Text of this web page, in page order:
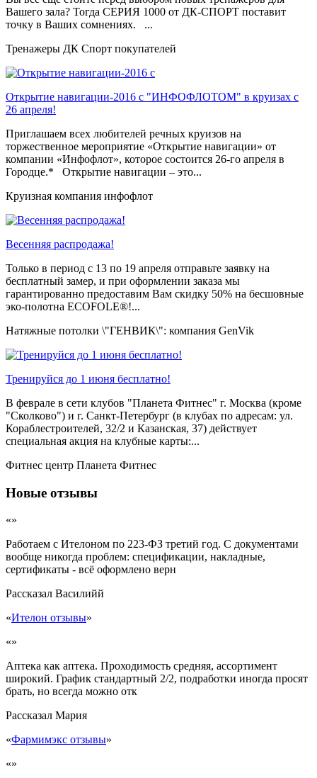
Вашего зала? Тогда СЕРИЯ 1000 от ДК-СПОРТ поставит
точку в Ваших сомнениях. ...
Тренажеры ДК Спорт покупателей
Открытие навигации-2016 с "ИНФОФЛОТОМ" в круизах с
26 апреля!
Приглашаем всех любителей речных круизов на
торжественное мероприятие «Открытие навигации» от
компании «Инфофлот», которое состоится 26-го апреля в
Городце.* Открытие навигации – это...
Круизная компания инфофлот
Весенняя распродажа!
Только в период c 13 по 19 апреля отправьте заявку на
бесплатный замер, и при оформлении заказа мы
гарантированно предоставим Вам скидку 50% на бесшовные
эко-полотна ECOFOLE®!...
Натяжные потолки \"ГЕНВИК\": компания GenVik
Тренируйся до 1 июня бесплатно!
В феврале в сети клубов "Планета Фитнес" г. Москва (кроме
"Сколково") и г. Санкт-Петербург (в клубах по адресам: ул.
Кораблестроителей, 32/2 и Казанская, 37) действует
специальная акция на клубные карты:...
Фитнес центр Планета Фитнес
Новые отзывы
«»
Работаем с Ителоном по 223-ФЗ третий год. С документами
вообще никогда проблем: спецификации, накладные,
сертификаты - всё оформлено верн
Рассказал Василийй
«Ителон отзывы»
«»
Аптека как аптека. Проходимость средняя, ассортимент
широкий. График стандартный 2/2, подработки иногда просят
брать, но всегда можно отк
Рассказал Мария
«Фармимэкс отзывы»
«»